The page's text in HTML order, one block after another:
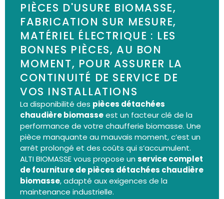
PIÈCES D'USURE BIOMASSE,
FABRICATION SUR MESURE,
MATÉRIEL ÉLECTRIQUE : LES
BONNES PIÈCES, AU BON
MOMENT, POUR ASSURER LA
CONTINUITÉ DE SERVICE DE
VOS INSTALLATIONS
La disponibilité des pièces détachées
chaudière biomasseest un facteur clé de la
performance de votre chaufferie biomasse. Une
pièce manquante au mauvais moment, c’est un
arrêt prolongé et des coûts qui s’accumulent.
ALTI BIOMASSE vous propose un service complet
de fourniture de pièces détachées chaudière
biomasse, adapté aux exigences de la
maintenance industrielle.